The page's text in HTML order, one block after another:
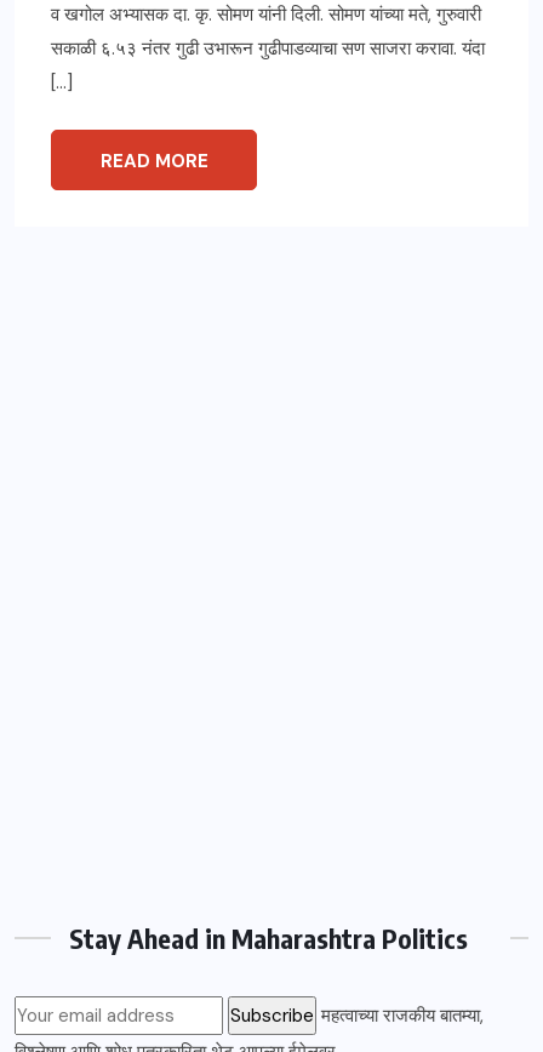
व खगोल अभ्यासक दा. कृ. सोमण यांनी दिली. सोमण यांच्या मते, गुरुवारी
सकाळी ६.५३ नंतर गुढी उभारून गुढीपाडव्याचा सण साजरा करावा. यंदा
[…]
READ MORE
Stay Ahead in Maharashtra Politics
महत्वाच्या राजकीय बातम्या,